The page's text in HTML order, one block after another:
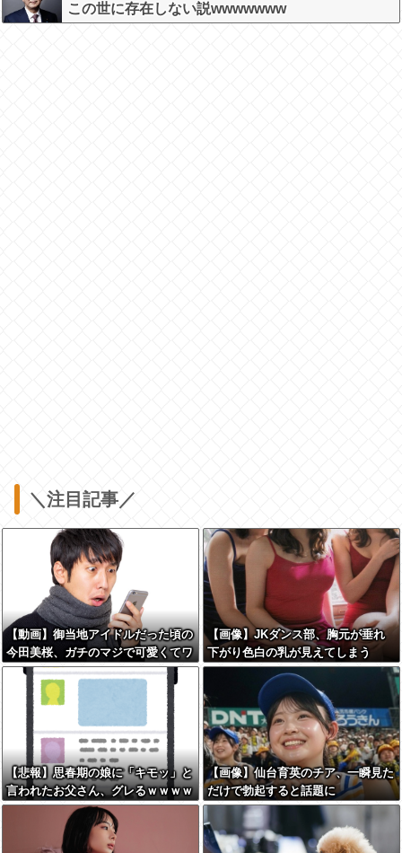
この世に存在しない説wwwwwww
＼注目記事／
【動画】御当地アイドルだった頃の
今田美桜、ガチのマジで可愛くてワ
イらをびびらせまくってしまうw w
w w w w w w
【画像】JKダンス部、胸元が垂れ
下がり色白の乳が見えてしまう
【悲報】思春期の娘に「キモッ」と
言われたお父さん、グレるｗｗｗｗ
ｗｗｗ
【画像】仙台育英のチア、一瞬見た
だけで勃起すると話題に